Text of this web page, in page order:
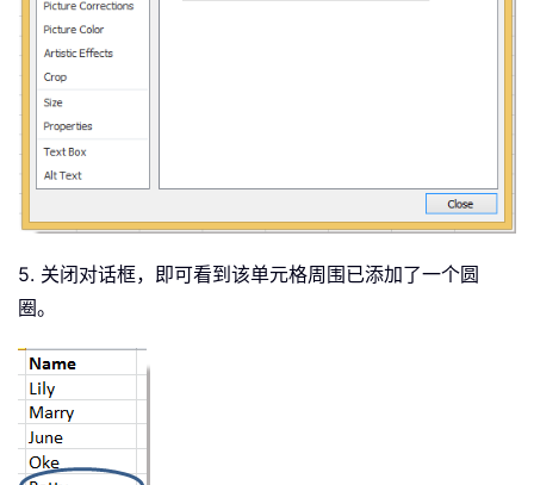
5. 关闭对话框，即可看到该单元格周围已添加了一个圆
圈。